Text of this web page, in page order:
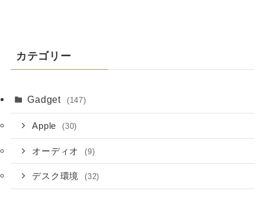
カテゴリー
Gadget (147)
Apple (30)
オーディオ (9)
デスク環境 (32)